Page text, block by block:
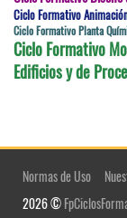
Ciclo Formativo
Ciclo Formativo Planta
Ciclo Formativo
Edificios y de
Normas de Uso
2026 ©